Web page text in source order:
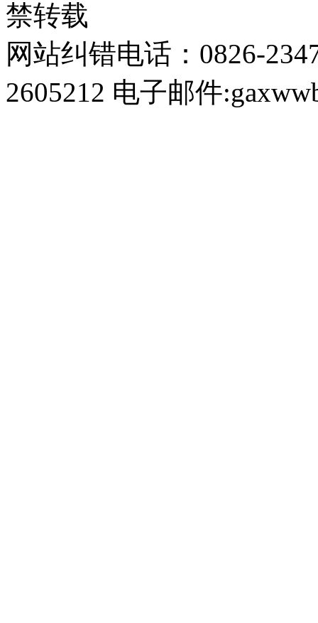
禁转载
网站纠错电话：0826-
2605212 电子邮件